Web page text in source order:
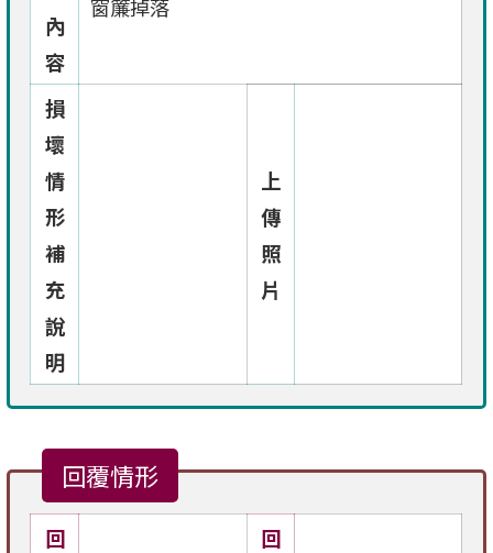
內
容
窗簾掉落
損
壞
情
形
補
充
說
明
上
傳
照
片
回覆情形
回
回